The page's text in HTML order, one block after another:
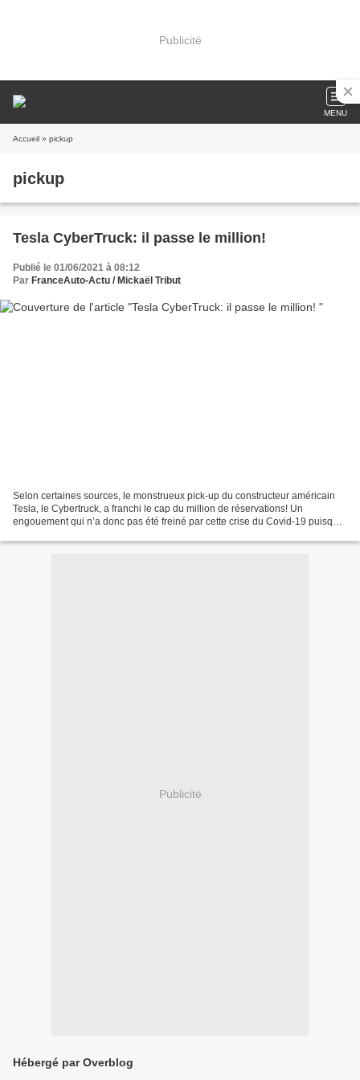
Publicité
MENU
Accueil » pickup
pickup
Tesla CyberTruck: il passe le million!
Publié le 01/06/2021 à 08:12
Par FranceAuto-Actu / Mickaël Tribut
Selon certaines sources, le monstrueux pick-up du constructeur américain
Tesla, le Cybertruck, a franchi le cap du million de réservations! Un
engouement qui n’a donc pas été freiné par cette crise du Covid-19 puisque
Publicité
Hébergé par Overblog